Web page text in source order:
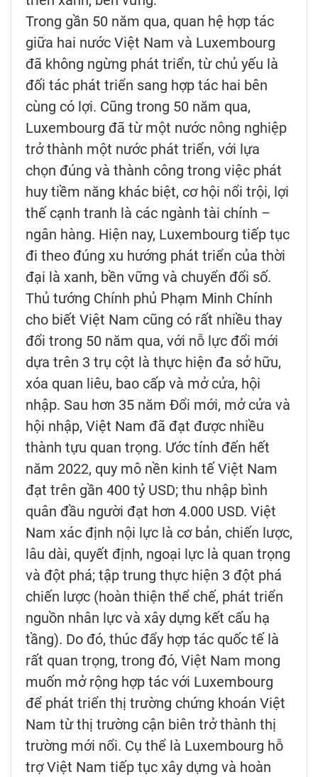
Trong gần 50 năm qua, quan hệ hợp tác
giữa hai nước Việt Nam và Luxembourg
đã không ngừng phát triển, từ chủ yếu là
đối tác phát triển sang hợp tác hai bên
cùng có lợi. Cũng trong 50 năm qua,
Luxembourg đã từ một nước nông nghiệp
trở thành một nước phát triển, với lựa
chọn đúng và thành công trong việc phát
huy tiềm năng khác biệt, cơ hội nổi trội, lợi
thế cạnh tranh là các ngành tài chính –
ngân hàng. Hiện nay, Luxembourg tiếp tục
đi theo đúng xu hướng phát triển của thời
đại là xanh, bền vững và chuyển đổi số.
Thủ tướng Chính phủ Phạm Minh Chính
cho biết Việt Nam cũng có rất nhiều thay
đổi trong 50 năm qua, với nỗ lực đổi mới
dựa trên 3 trụ cột là thực hiện đa sở hữu,
xóa quan liêu, bao cấp và mở cửa, hội
nhập. Sau hơn 35 năm Đổi mới, mở cửa và
hội nhập, Việt Nam đã đạt được nhiều
thành tựu quan trọng. Ước tính đến hết
năm 2022, quy mô nền kinh tế Việt Nam
đạt trên gần 400 tỷ USD; thu nhập bình
quân đầu người đạt hơn 4.000 USD. Việt
Nam xác định nội lực là cơ bản, chiến lược,
lâu dài, quyết định, ngoại lực là quan trọng
và đột phá; tập trung thực hiện 3 đột phá
chiến lược (hoàn thiện thể chế, phát triển
nguồn nhân lực và xây dựng kết cấu hạ
tầng). Do đó, thúc đẩy hợp tác quốc tế là
rất quan trọng, trong đó, Việt Nam mong
muốn mở rộng hợp tác với Luxembourg
để phát triển thị trường chứng khoán Việt
Nam từ thị trường cận biên trở thành thị
trường mới nổi. Cụ thể là Luxembourg hỗ
trợ Việt Nam tiếp tục xây dựng và hoàn